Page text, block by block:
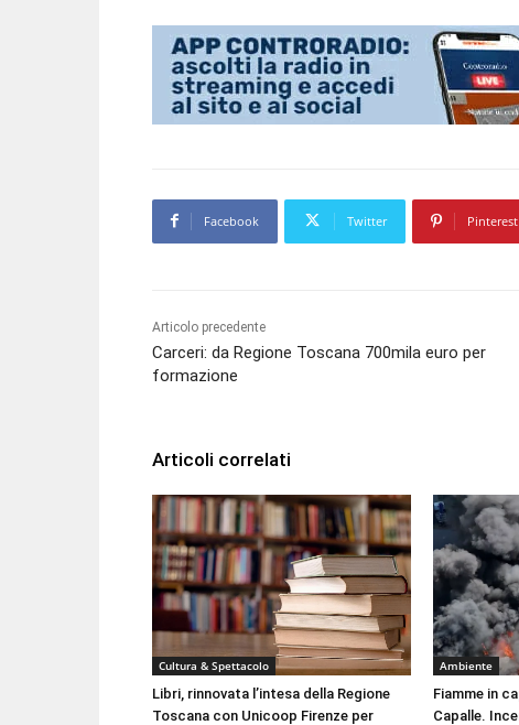
Facebook Twitter Pinterest
Articolo precedente
Carceri: da Regione Toscana 700mila euro per
formazione
Articoli correlati
Cultura & Spettacolo
Libri, rinnovata l’intesa della Regione
Toscana con Unicoop Firenze per
Ambiente
Fiamme in
Capalle.